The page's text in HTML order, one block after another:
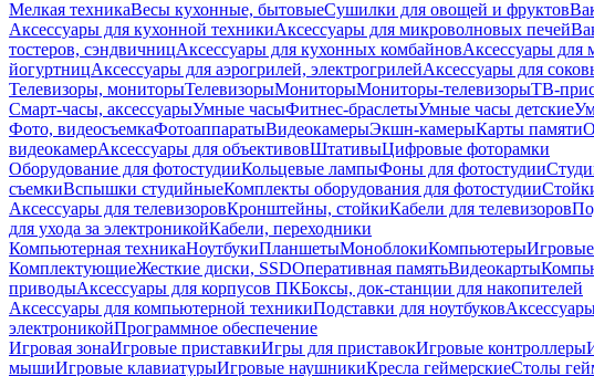
Мелкая техникаВесы кухонные, бытовыеСушилки для овощей и фруктов
Аксессуары для кухонной техникиАксессуары для микроволновых печей
тостеров, сэндвичницАксессуары для кухонных комбайновАксессуары для
йогуртницАксессуары для аэрогрилей, электрогрилейАксессуары для
Телевизоры, мониторыТелевизорыМониторыМониторы-телевизорыТВ-
Смарт-часы, аксессуарыУмные часыФитнес-браслетыУмные часы детские
Фото, видеосъемкаФотоаппаратыВидеокамерыЭкшн-камерыКарты памяти
видеокамерАксессуары для объективовШтативыЦифровые фоторамки
Оборудование для фотостудииКольцевые лампыФоны для фотостудии
съемкиВспышки студийныеКомплекты оборудования для фотостудии
Аксессуары для телевизоровКронштейны, стойкиКабели для телевизоров
для ухода за электроникойКабели, переходники
Компьютерная техникаНоутбукиПланшетыМоноблокиКомпьютеры
КомплектующиеЖесткие диски, SSDОперативная памятьВидеокарты
приводыАксессуары для корпусов ПКБоксы, док-станции для накопителей
Аксессуары для компьютерной техникиПодставки для ноутбуков
электроникойПрограммное обеспечение
Игровая зонаИгровые приставкиИгры для приставокИгровые контроллеры
мышиИгровые клавиатурыИгровые наушникиКресла геймерскиеСтолы